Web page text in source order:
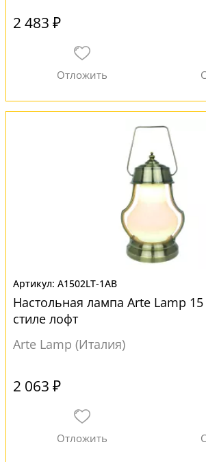
2 483 ₽
A1502LT-1AB
Настольная лампа Arte Lamp 15
стиле лофт
Arte Lamp (Италия)
2 063 ₽